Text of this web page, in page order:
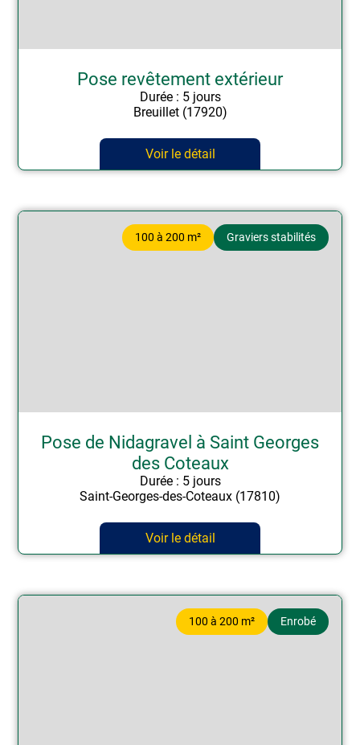
Pose revêtement extérieur
Durée : 5 jours
Breuillet (17920)
Voir le détail
100 à 200 m² Graviers stabilités
Pose de Nidagravel à Saint Georges
des Coteaux
Durée : 5 jours
Saint-Georges-des-Coteaux (17810)
Voir le détail
100 à 200 m² Enrobé